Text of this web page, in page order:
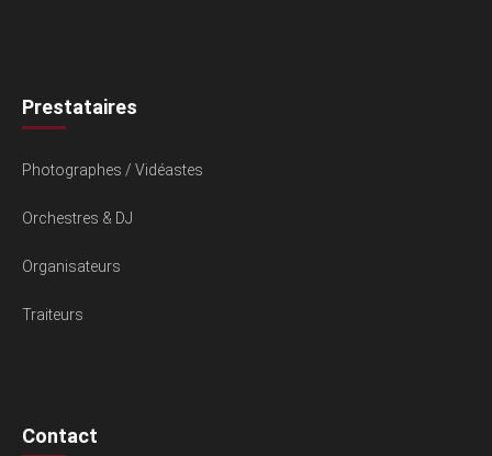
Prestataires
Photographes / Vidéastes
Orchestres & DJ
Organisateurs
Traiteurs
Contact